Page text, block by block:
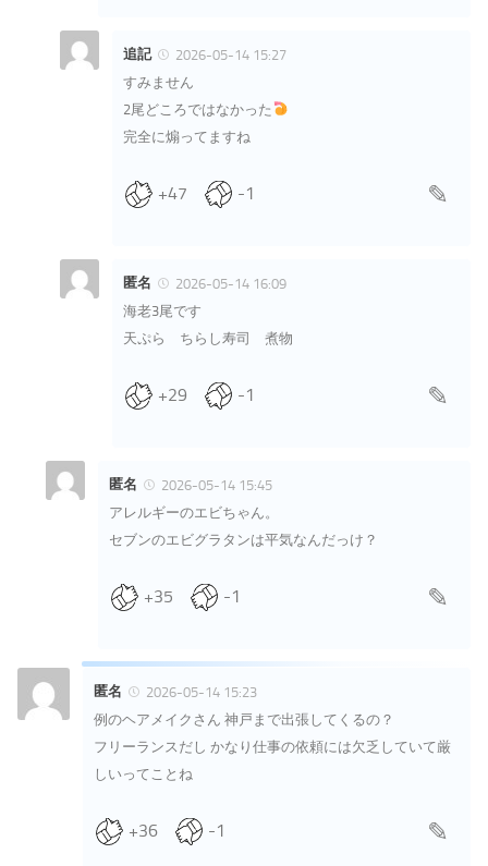
追記
2026-05-14 15:27
すみません
2尾どころではなかった
完全に煽ってますね
+47 -1
匿名
2026-05-14 16:09
海老3尾です
天ぷら ちらし寿司 煮物
+29 -1
匿名
2026-05-14 15:45
アレルギーのエビちゃん。
セブンのエビグラタンは平気なんだっけ？
+35 -1
匿名
2026-05-14 15:23
例のヘアメイクさん 神戸まで出張してくるの？
フリーランスだし かなり仕事の依頼には欠乏していて厳
しいってことね
+36 -1